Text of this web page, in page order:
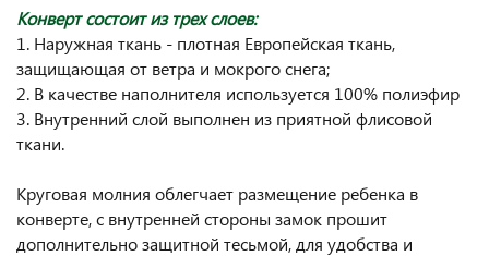
Конверт состоит из трех слоев:
1. Наружная ткань - плотная Европейская ткань,
защищающая от ветра и мокрого снега;
2. В качестве наполнителя используется 100% полиэфир
3. Внутренний слой выполнен из приятной флисовой
ткани.
Круговая молния облегчает размещение ребенка в
конверте, с внутренней стороны замок прошит
дополнительно защитной тесьмой, для удобства и